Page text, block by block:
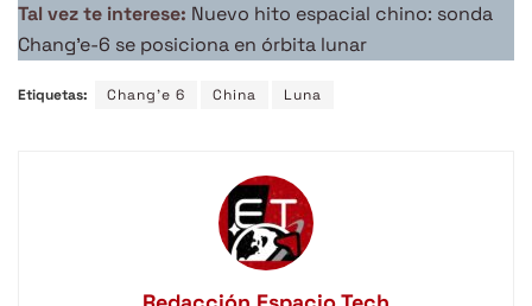
Tal vez te interese: Nuevo hito espacial chino: sonda
Chang’e-6 se posiciona en órbita lunar
Etiquetas: Chang'e 6 China Luna